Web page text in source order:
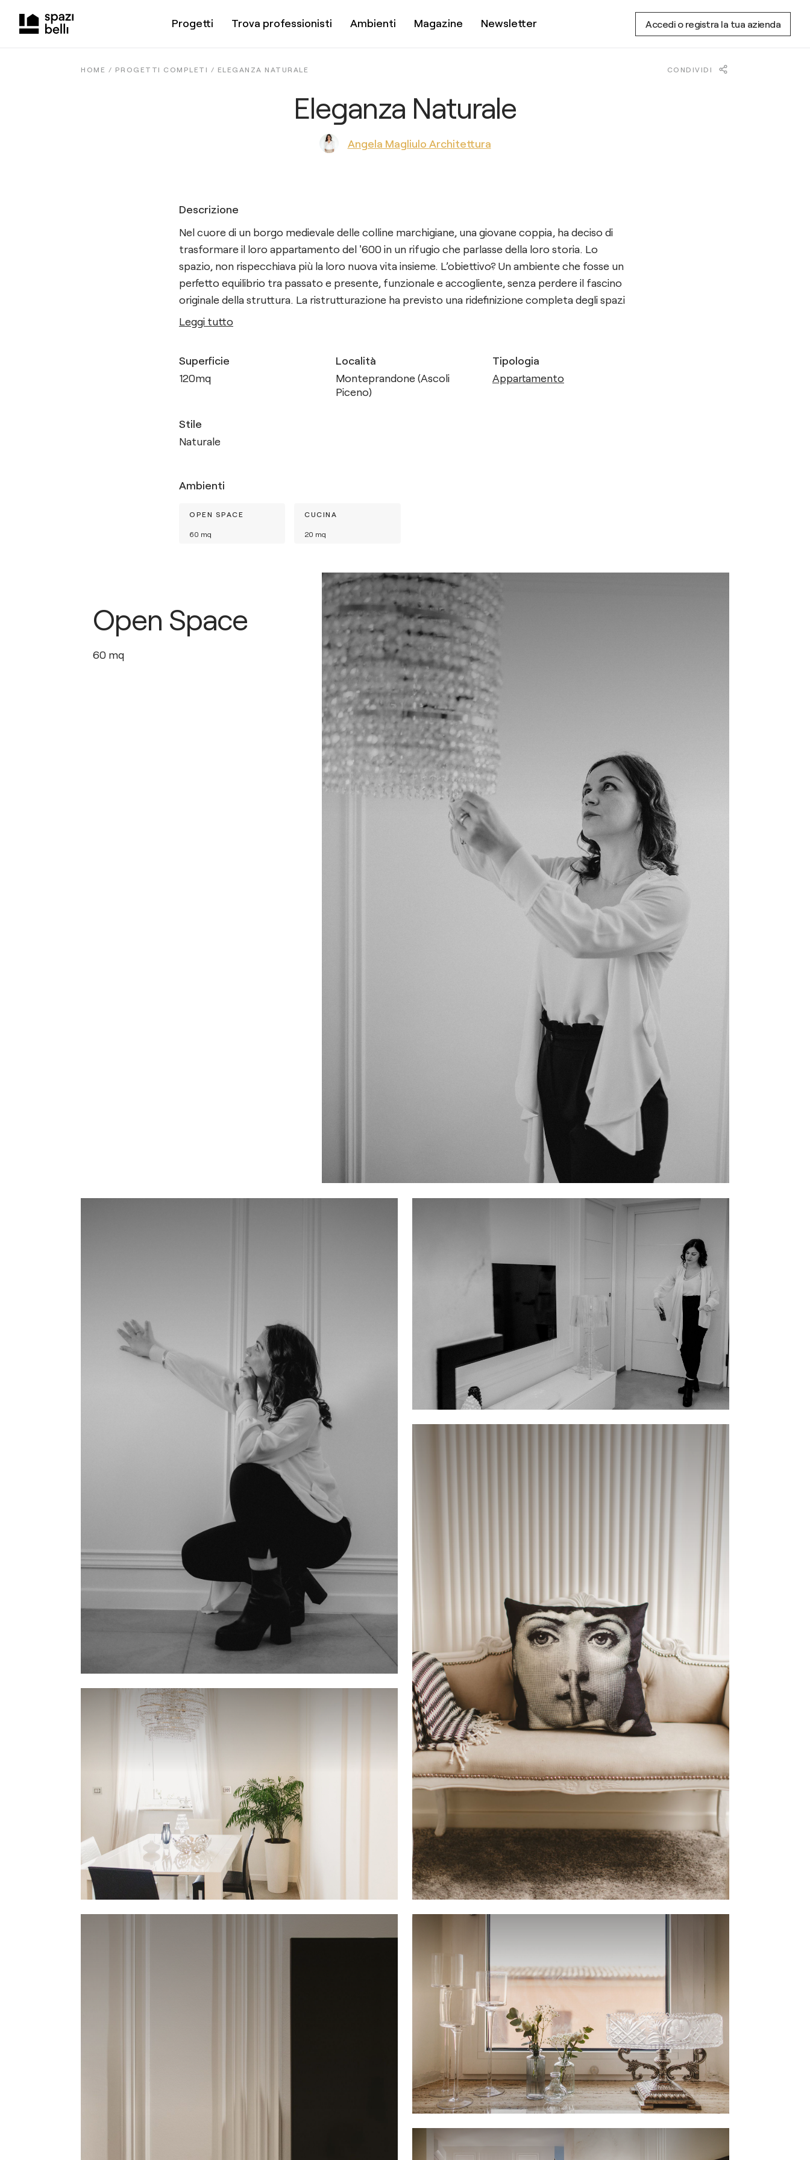
Progetti Trova professionisti Ambienti Magazine Newsletter Accedi o registra la tua azienda
HOME / PROGETTI COMPLETI / ELEGANZA NATURALE CONDIVIDI
Eleganza Naturale
Angela Magliulo Architettura
Descrizione
Nel cuore di un borgo medievale delle colline marchigiane, una giovane coppia, ha deciso di
trasformare il loro appartamento del '600 in un rifugio che parlasse della loro storia. Lo
spazio, non rispecchiava più la loro nuova vita insieme. L’obiettivo? Un ambiente che fosse un
perfetto equilibrio tra passato e presente, funzionale e accogliente, senza perdere il fascino
originale della struttura. La ristrutturazione ha previsto una ridefinizione completa degli spazi
Leggi tutto
Superficie
120mq
Località
Monteprandone (Ascoli
Piceno)
Tipologia
Appartamento
Stile
Naturale
Ambienti
OPEN SPACE
60 mq
CUCINA
20 mq
Open Space
60 mq